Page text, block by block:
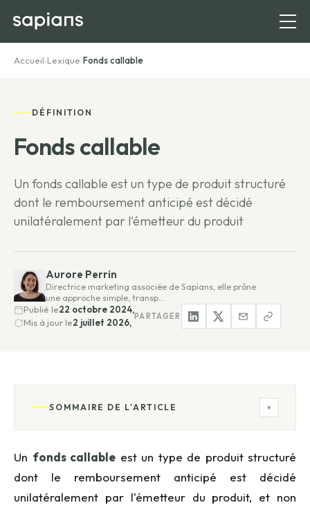
Accueil›Lexique›Fonds callable
DÉFINITION
Fonds callable
Un fonds callable est un type de produit structuré
dont le remboursement anticipé est décidé
unilatéralement par l'émetteur du produit
Aurore Perrin
Directrice marketing associée de Sapians, elle prône
une approche simple, transp…
Publié le22 octobre 2024,
Mis à jour le2 juillet 2026,
PARTAGER
SOMMAIRE DE L'ARTICLE ▾
Un fonds callable est un type de produit structuré
dont le remboursement anticipé est décidé
unilatéralement par l'émetteur du produit, et non